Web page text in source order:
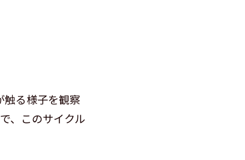
触る様子を観察
、このサイクル